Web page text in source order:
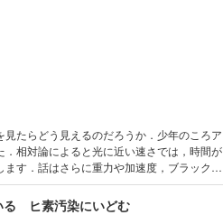
たらどう見えるのだろうか．少年のころア
．相対論によると光に近い速さでは，時間が
す．話はさらに重力や加速度，ブラックホ
よびます．相対論のやさしい解説とアイン
を語ります．
る ヒ素汚染にいどむ